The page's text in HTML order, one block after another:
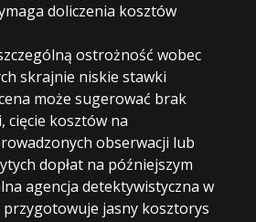
doliczenia kosztów
ostrożność wobec
skrajnie niskie stawki
może sugerować brak
cięcie kosztów na
obserwacji lub
dopłat na późniejszym
agencja detektywistyczna w
przygotowuje jasny kosztorys